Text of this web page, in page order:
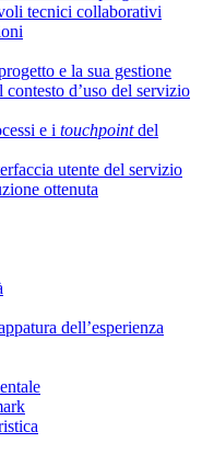
tecnici collaborativi
e la sua gestione
d’uso del servizio
e i touchpointdel
utente del servizio
ottenuta
dell’esperienza